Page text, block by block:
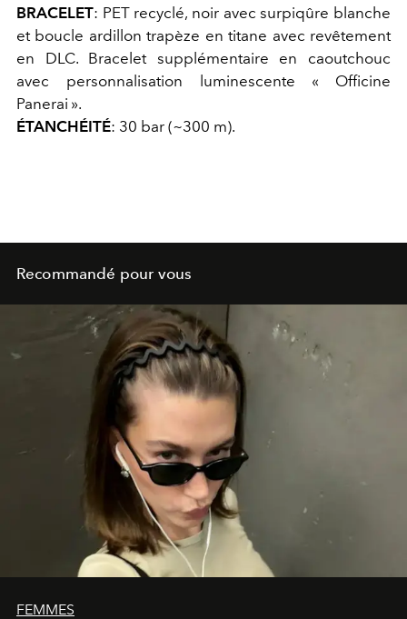
BRACELET: PET recyclé, noir avec surpiqûre blanche
et boucle ardillon trapèze en titane avec revêtement
en DLC. Bracelet supplémentaire en caoutchouc
avec personnalisation luminescente « Officine
Panerai ».
ÉTANCHÉITÉ: 30 bar (~300 m).
Recommandé pour vous
FEMMES